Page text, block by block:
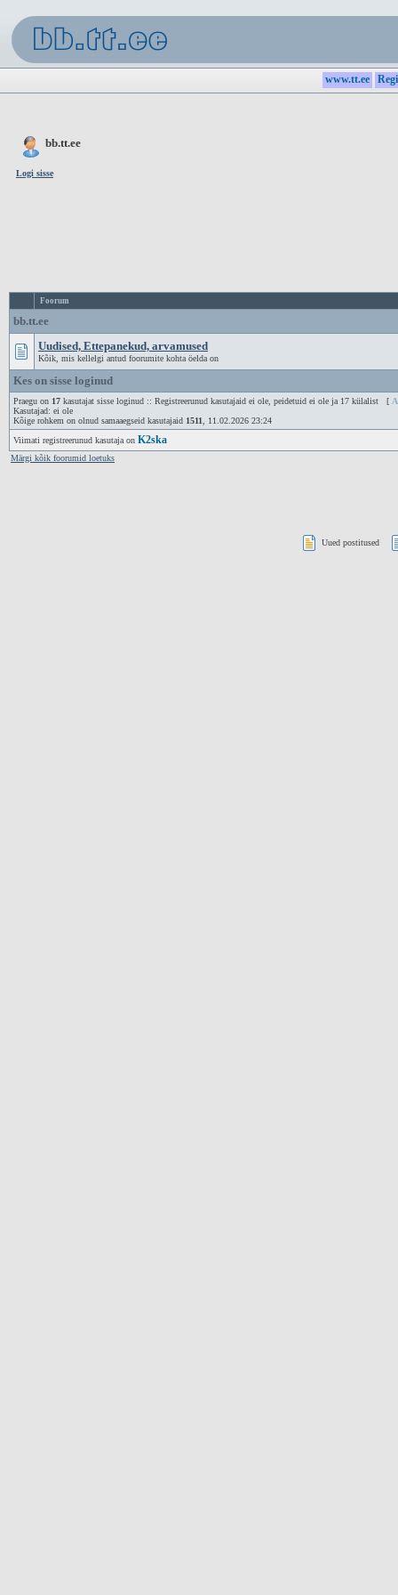
www.tt.ee
bb.tt.ee
Logi sisse
Foorum
bb.tt.ee
Uudised, Ettepanekud, arvamused
Kõik, mis kellelgi antud foorumite kohta öelda on
Kes on sisse loginud
Praegu on 17 kasutajat sisse loginud :: Registreerunud kasutajaid ei ole, peidetuid ei ole ja 17 külalist [
Kasutajad: ei ole
Kõige rohkem on olnud samaaegseid kasutajaid 1511 , 11.02.2026 23:24
Viimati registreerunud kasutaja on K2ska
Märgi kõik foorumid loetuks
Uued postitused